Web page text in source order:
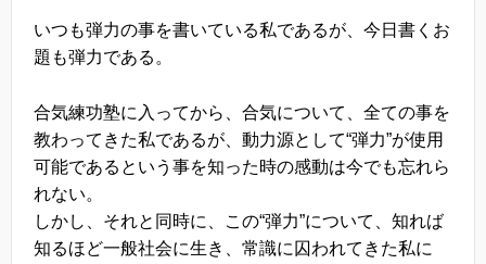
いつも弾力の事を書いている私であるが、今日書くお
題も弾力である。
合気練功塾に入ってから、合気について、全ての事を
教わってきた私であるが、動力源として“弾力”が使用
可能であるという事を知った時の感動は今でも忘れら
れない。
しかし、それと同時に、この“弾力”について、知れば
知るほど一般社会に生き、常識に囚われてきた私に